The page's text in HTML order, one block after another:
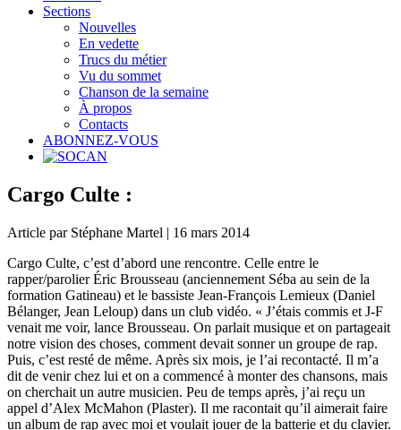
Sections
Nouvelles
En vedette
Trucs du métier
Vu du sommet
Chanson de la semaine
À propos
Contacts
ABONNEZ-VOUS
Cargo Culte :
Article par Stéphane Martel | 16 mars 2014
Cargo Culte, c’est d’abord une rencontre. Celle entre le
rapper/parolier Éric Brousseau (anciennement Séba au sein de la
formation Gatineau) et le bassiste Jean-François Lemieux (Daniel
Bélanger, Jean Leloup) dans un club vidéo. « J’étais commis et J-F
venait me voir, lance Brousseau. On parlait musique et on partageait
notre vision des choses, comment devait sonner un groupe de rap.
Puis, c’est resté de même. Après six mois, je l’ai recontacté. Il m’a
dit de venir chez lui et on a commencé à monter des chansons, mais
on cherchait un autre musicien. Peu de temps après, j’ai reçu un
appel d’Alex McMahon (Plaster). Il me racontait qu’il aimerait faire
un album de rap avec moi et voulait jouer de la batterie et du clavier.